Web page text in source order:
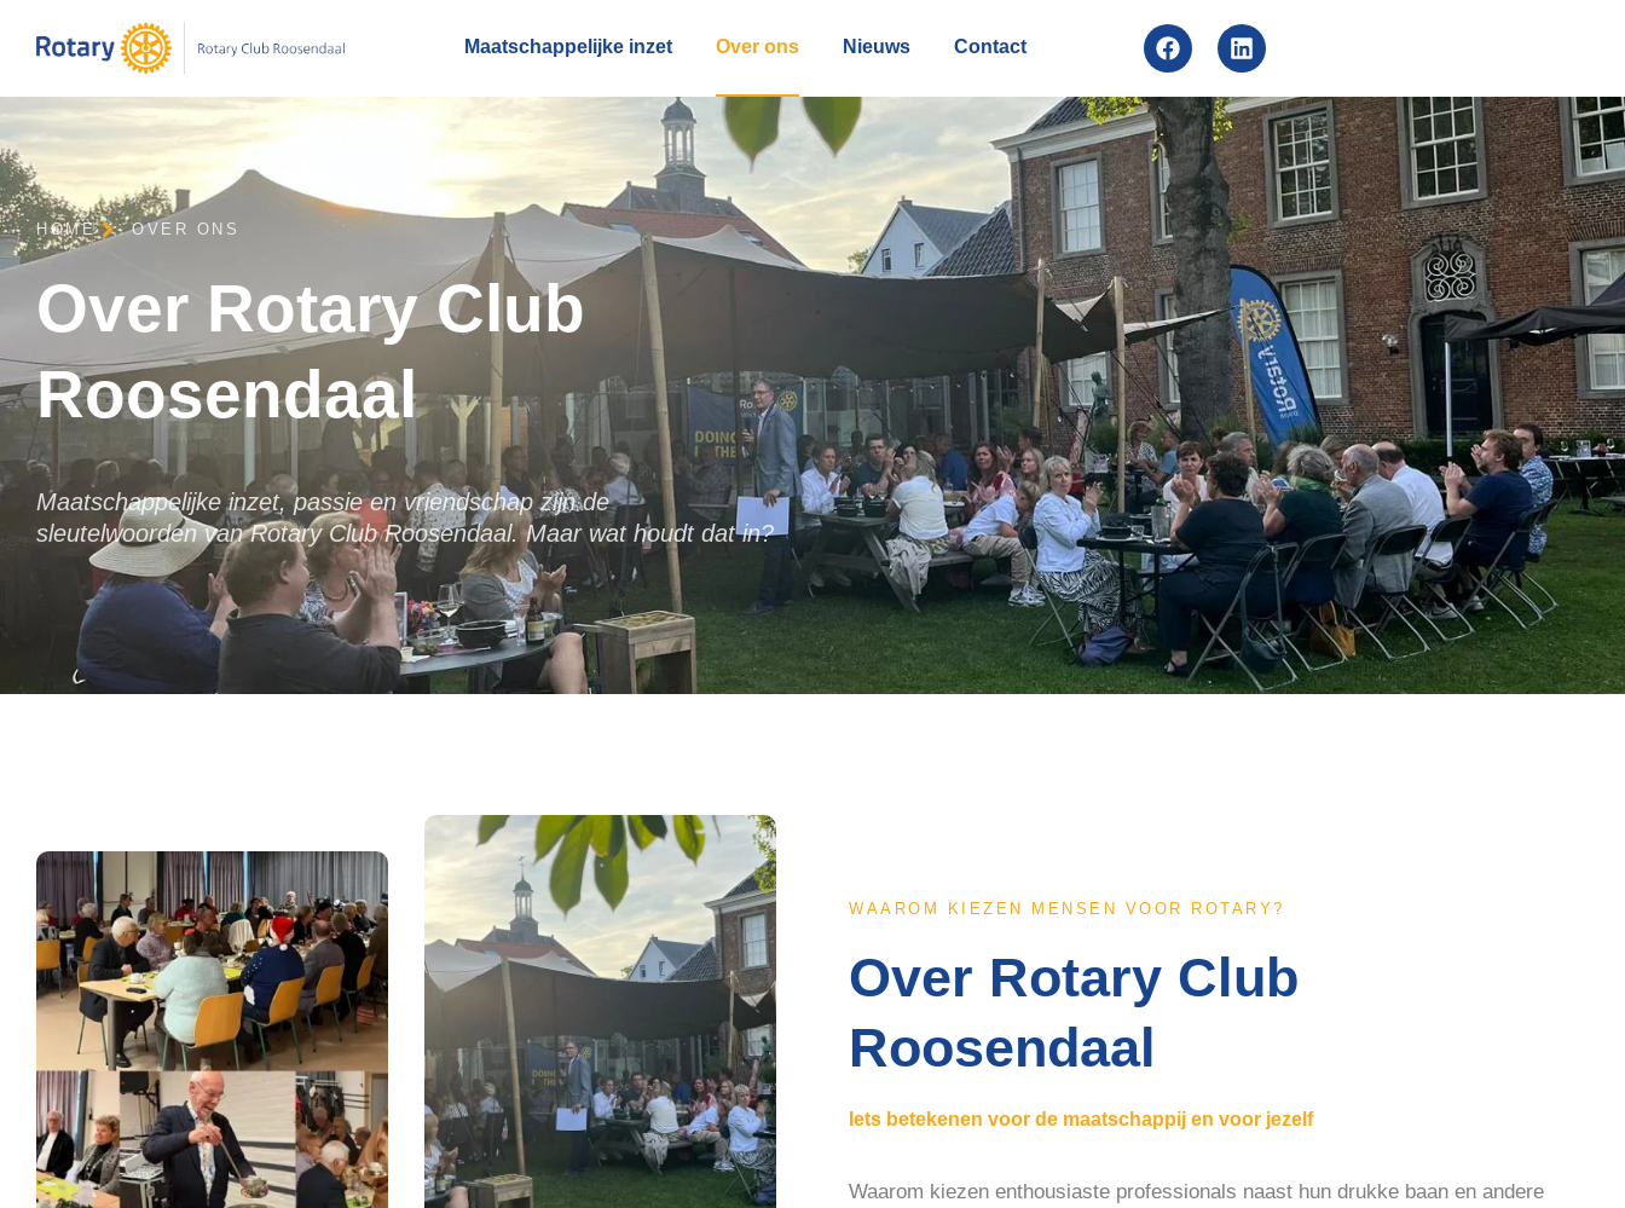
Maatschappelijke inzet Over ons Nieuws Contact
HOME OVER ONS
Over Rotary Club
Roosendaal
Maatschappelijke inzet, passie en vriendschap zijn de
sleutelwoorden van Rotary Club Roosendaal. Maar wat houdt dat in?
WAAROM KIEZEN MENSEN VOOR ROTARY?
Over Rotary Club
Roosendaal
Iets betekenen voor de maatschappij en voor jezelf
Waarom kiezen enthousiaste professionals naast hun drukke baan en andere